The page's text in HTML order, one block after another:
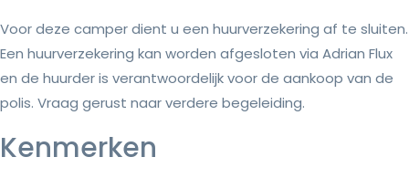
Voor deze camper dient u een huurverzekering af te sluiten.
Een huurverzekering kan worden afgesloten via Adrian Flux
en de huurder is verantwoordelijk voor de aankoop van de
polis. Vraag gerust naar verdere begeleiding.
Kenmerken